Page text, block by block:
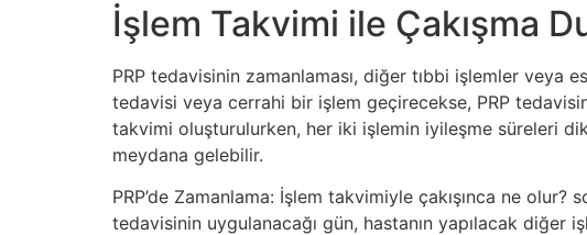
İşlem Takvimi ile Çakışma
PRP tedavisinin zamanlaması, diğer tıbbi işlemler veya
tedavisi veya cerrahi bir işlem geçirecekse, PRP
takvimi oluşturulurken, her iki işlemin iyileşme süreleri
meydana gelebilir.
PRP’de Zamanlama: İşlem takvimiyle çakışınca ne
tedavisinin uygulanacağı gün, hastanın yapılacak diğer